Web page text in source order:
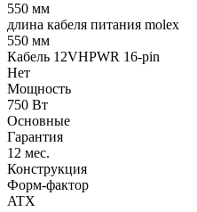
550 мм
длина кабеля питания molex
550 мм
Кабель 12VHPWR 16-pin
Нет
Мощность
750 Вт
Основные
Гарантия
12 мес.
Конструкция
Форм-фактор
ATX